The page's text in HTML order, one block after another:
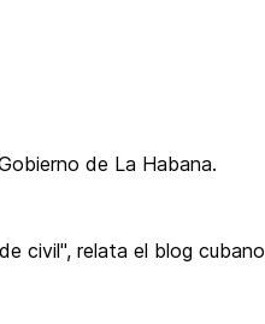
de La Habana.
civil", relata el blog cubano